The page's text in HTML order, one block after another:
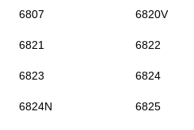
6807 6820V
6821 6822
6823 6824
6824N 6825